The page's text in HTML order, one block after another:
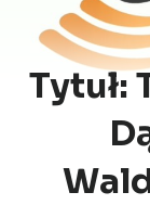
Tytuł: